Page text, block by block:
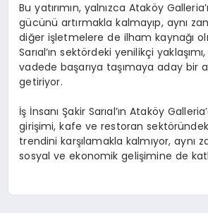
Bu yatırımın, yalnızca Ataköy
gücünü artırmakla kalmayıp, aynı
diğer işletmelere de ilham kaynağı
Sarıal’ın sektördeki yenilikçi
vadede başarıya taşımaya aday bir
getiriyor.
İş İnsanı Şakir Sarıal’ın Ataköy
girişimi, kafe ve restoran
trendini karşılamakla kalmıyor, aynı
sosyal ve ekonomik gelişimine de